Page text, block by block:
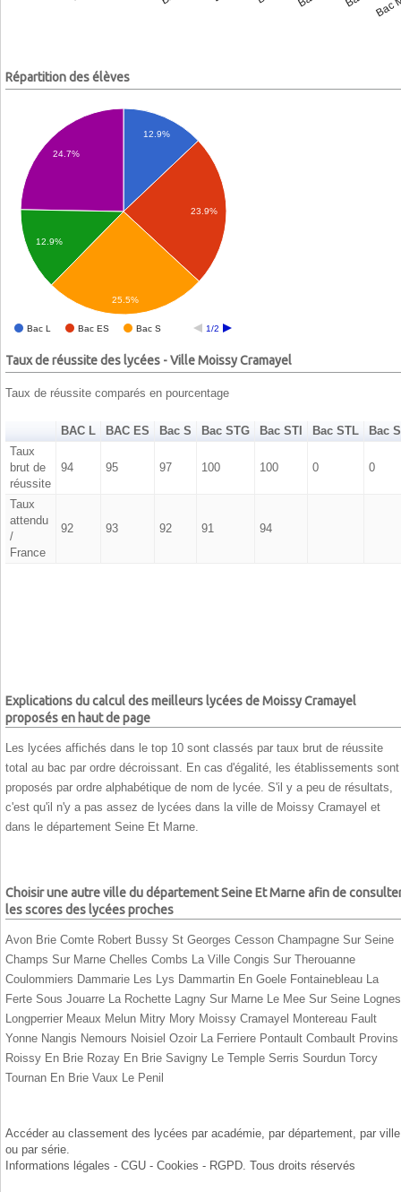
Répartition des élèves
Bac L Bac ES Bac S 1/2
12.9%
23.9%
24.7%
12.9%
25.5%
Taux de réussite des lycées - Ville Moissy Cramayel
Taux de réussite comparés en pourcentage
BAC L BAC ES Bac S Bac STG Bac STI Bac STL
Bac
Taux
brut de
réussite
94 95 97 100 100 0 0
Taux
attendu
/
France
92 93 92 91 94
Explications du calcul des meilleurs lycées de Moissy Cramayel
proposés en haut de page
Les lycées affichés dans le top 10 sont classés par taux brut de réussite
total au bac par ordre décroissant. En cas d'égalité, les établissements sont
proposés par ordre alphabétique de nom de lycée. S'il y a peu de résultats,
c'est qu'il n'y a pas assez de lycées dans la ville de Moissy Cramayel et
dans le département Seine Et Marne.
Choisir une autre ville du département Seine Et Marne afin de
les scores des lycées proches
Avon Brie Comte Robert Bussy St Georges Cesson Champagne Sur Seine
Champs Sur Marne Chelles Combs La Ville Congis Sur Therouanne
Coulommiers Dammarie Les Lys Dammartin En Goele Fontainebleau
La
Ferte Sous Jouarre
La Rochette Lagny Sur Marne Le Mee Sur Seine
Lognes
Longperrier Meaux Melun Mitry Mory Moissy Cramayel Montereau Fault
Yonne Nangis Nemours Noisiel Ozoir La Ferriere Pontault Combault Provins
Roissy En Brie Rozay En Brie Savigny Le Temple Serris Sourdun Torcy
Tournan En Brie Vaux Le Penil
Accéder au classement des lycées par académie , par département , par ville
ou par série
Informations légales - CGU - Cookies - RGPD . Tous droits réservés